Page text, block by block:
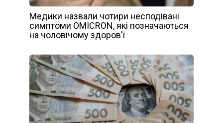
Медики назвали чотири несподівані
симптоми OMICRON, які позначаються
на чоловічому здоров’ї